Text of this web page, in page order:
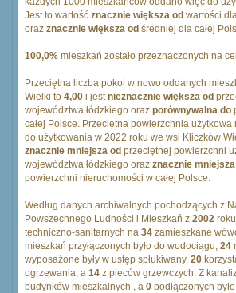
Jest to wartość znacznie większa od wartości
oraz znacznie większa od średniej dla całej
100,0% mieszkań zostało przeznaczonych na
Przeciętna liczba pokoi w nowo oddanych
Wielki to 4,00 i jestnieznacznie większa od
województwa łódzkiego oraz porównywalna do
całej Polsce. Przeciętna powierzchnia
do użytkowania w 2022 roku we wsi Kliczków
znacznie mniejsza od przeciętnej powierzchni
województwa łódzkiego oraz znacznie mniejsza
powierzchni nieruchomości w całej Polsce.
Według danych archiwalnych pochodzących z
Powszechnego Ludności i Mieszkań z 2002
techniczno-sanitarnych na 34 zamieszkane
mieszkań przyłączonych było do wodociągu, 24
wyposażone były w ustęp spłukiwany, 20
ogrzewania, a 14 z pieców grzewczych. Z
budynków mieszkalnych , a 0 podłączonych